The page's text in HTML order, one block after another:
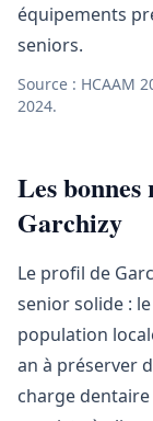
équipements
seniors.
Source : HCAAM
2024.
Les
Garchizy
Le profil de
senior solide :
population
an à préserver
charge